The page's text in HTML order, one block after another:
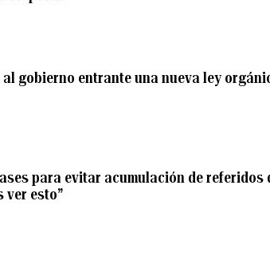
al gobierno entrante una nueva ley
para evitar acumulación de referidos
ver esto”